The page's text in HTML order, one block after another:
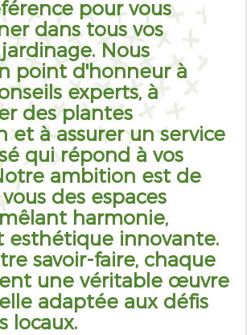
pour vous
dans tous vos
Nous
point d'honneur à
experts, à
des plantes
et à assurer un service
qui répond à vos
ambition est de
des espaces
harmonie,
esthétique innovante.
savoir-faire, chaque
une véritable œuvre
adaptée aux défis
locaux.